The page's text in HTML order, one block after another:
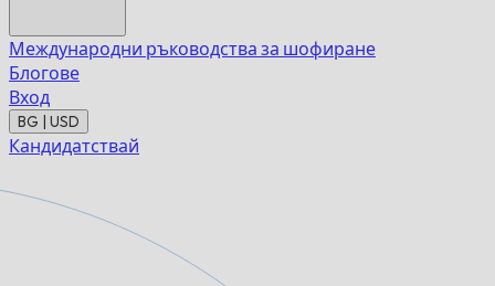
Международни ръководства за шофиране
Блогове
Вход
BG | USD
Кандидатствай